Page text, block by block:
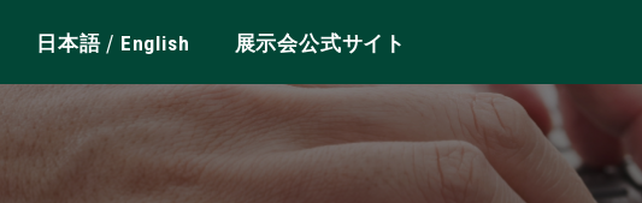
日本語/ English 展示会公式サイト